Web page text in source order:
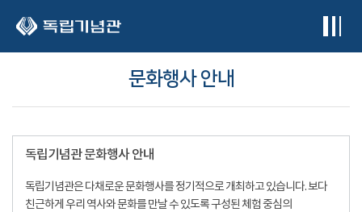
문화행사 안내
독립기념관 문화행사 안내
독립기념관은 다채로운 문화행사를 정기적으로 개최하고 있습니다. 보다
친근하게 우리 역사와 문화를 만날 수 있도록 구성된 체험 중심의